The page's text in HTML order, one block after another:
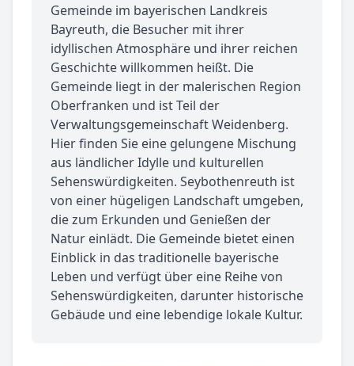
Gemeinde im bayerischen Landkreis
Bayreuth, die Besucher mit ihrer
idyllischen Atmosphäre und ihrer reichen
Geschichte willkommen heißt. Die
Gemeinde liegt in der malerischen Region
Oberfranken und ist Teil der
Verwaltungsgemeinschaft Weidenberg.
Hier finden Sie eine gelungene Mischung
aus ländlicher Idylle und kulturellen
Sehenswürdigkeiten. Seybothenreuth ist
von einer hügeligen Landschaft umgeben,
die zum Erkunden und Genießen der
Natur einlädt. Die Gemeinde bietet einen
Einblick in das traditionelle bayerische
Leben und verfügt über eine Reihe von
Sehenswürdigkeiten, darunter historische
Gebäude und eine lebendige lokale Kultur.